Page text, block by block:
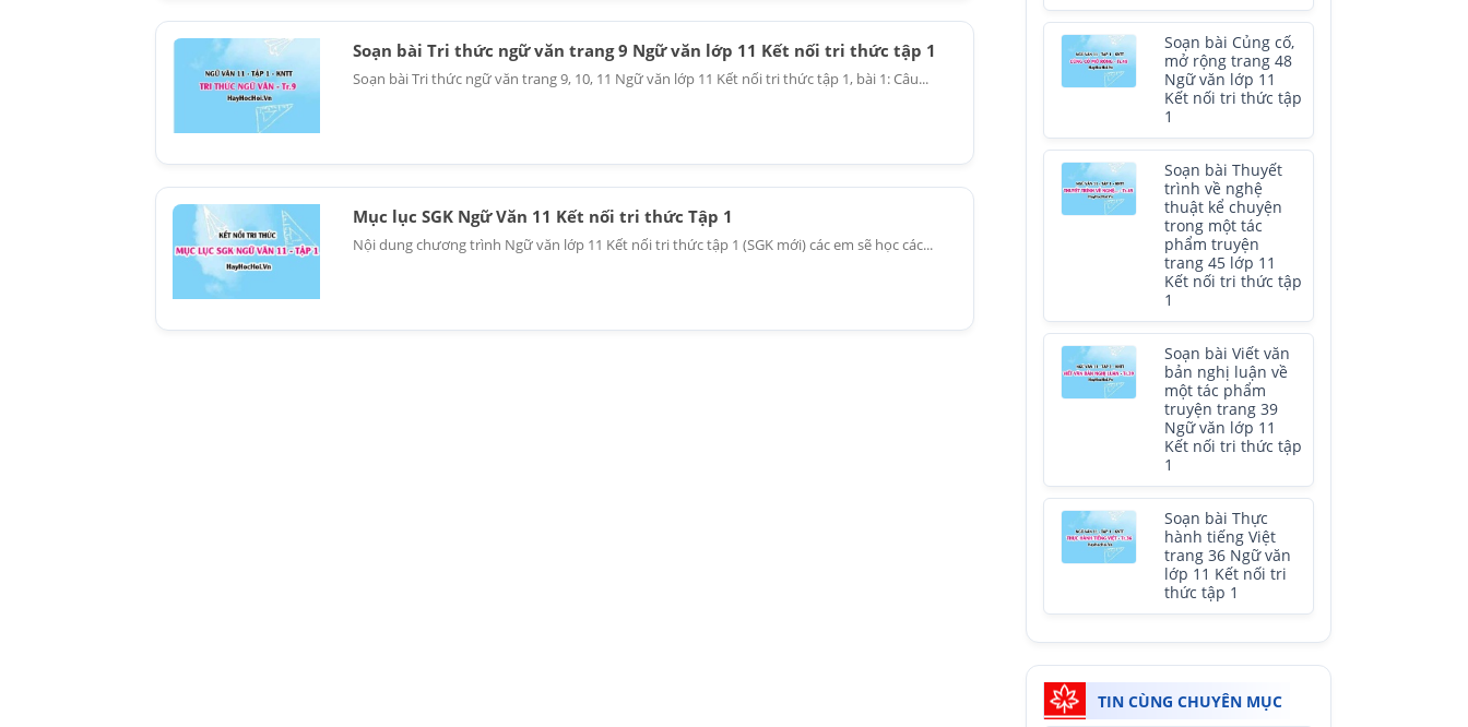
Soạn bài Tri thức ngữ văn trang 9 Ngữ văn lớp 11 Kết nối tri thức tập 1
Soạn bài Tri thức ngữ văn trang 9, 10, 11 Ngữ văn lớp 11 Kết nối tri thức tập 1, bài 1: Câu...
Mục lục SGK Ngữ Văn 11 Kết nối tri thức Tập 1
Nội dung chương trình Ngữ văn lớp 11 Kết nối tri thức tập 1 (SGK mới) các em sẽ học các...
Soạn bài Củng cố,
mở rộng trang 48
Ngữ văn lớp 11
Kết nối tri thức tập
1
Soạn bài Thuyết
trình về nghệ
thuật kể chuyện
trong một tác
phẩm truyện
trang 45 lớp 11
Kết nối tri thức tập
1
Soạn bài Viết văn
bản nghị luận về
một tác phẩm
truyện trang 39
Ngữ văn lớp 11
Kết nối tri thức tập
1
Soạn bài Thực
hành tiếng Việt
trang 36 Ngữ văn
lớp 11 Kết nối tri
thức tập 1
TIN CÙNG CHUYÊN MỤC